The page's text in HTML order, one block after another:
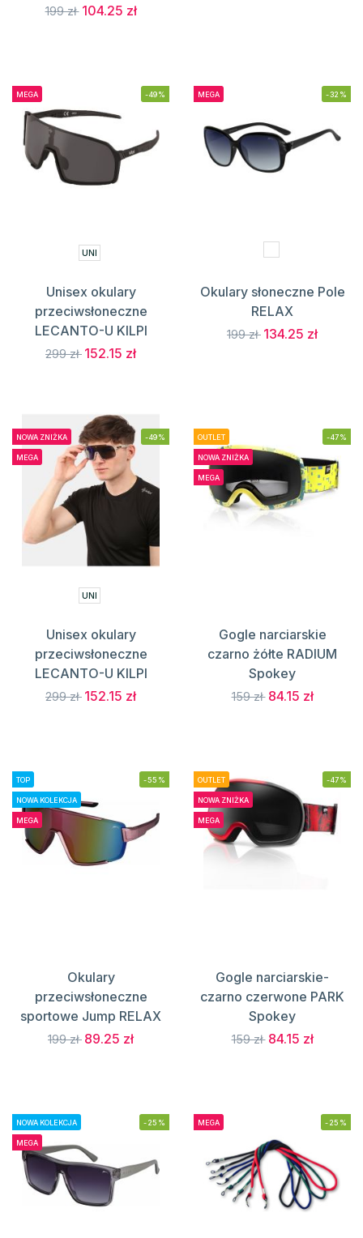
199 zł 104.25 zł
MEGA -49%
UNI
Unisex okulary
przeciwsłoneczne
LECANTO-U KILPI
299 zł 152.15 zł
MEGA -32%
Okulary słoneczne Pole
RELAX
199 zł 134.25 zł
NOWA ZNIŻKA
MEGA
-49%
UNI
Unisex okulary
przeciwsłoneczne
LECANTO-U KILPI
299 zł 152.15 zł
OUTLET
NOWA ZNIŻKA
MEGA
-47%
Gogle narciarskie
czarno żółte RADIUM
Spokey
159 zł 84.15 zł
TOP
NOWA KOLEKCJA
MEGA
-55%
Okulary
przeciwsłoneczne
sportowe Jump RELAX
199 zł 89.25 zł
OUTLET
NOWA ZNIŻKA
MEGA
-47%
Gogle narciarskie-
czarno czerwone PARK
Spokey
159 zł 84.15 zł
NOWA KOLEKCJA
MEGA
-25% MEGA -25%